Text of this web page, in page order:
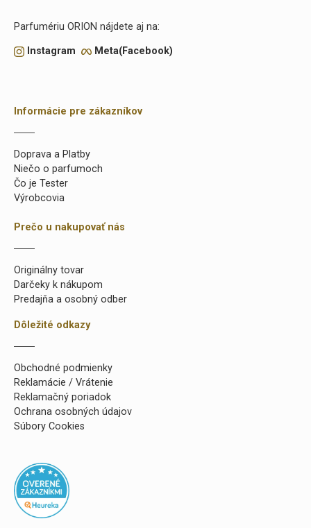
Parfumériu ORION nájdete aj na:
Instagram Meta(Facebook)
Informácie pre zákazníkov
Doprava a Platby
Niečo o parfumoch
Čo je Tester
Výrobcovia
Prečo u nakupovať nás
Originálny tovar
Darčeky k nákupom
Predajňa a osobný odber
Dôležité odkazy
Obchodné podmienky
Reklamácie / Vrátenie
Reklamačný poriadok
Ochrana osobných údajov
Súbory Cookies